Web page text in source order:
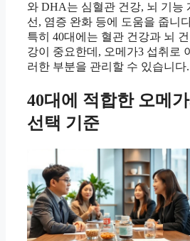
와 DHA는 심혈관 건강, 뇌 기능
선, 염증 완화 등에 도움을 줍니
특히 40대에는 혈관 건강과 뇌 건
강이 중요한데, 오메가3 섭취로 이
러한 부분을 관리할 수 있습니다.
40대에 적합한 오메
선택 기준